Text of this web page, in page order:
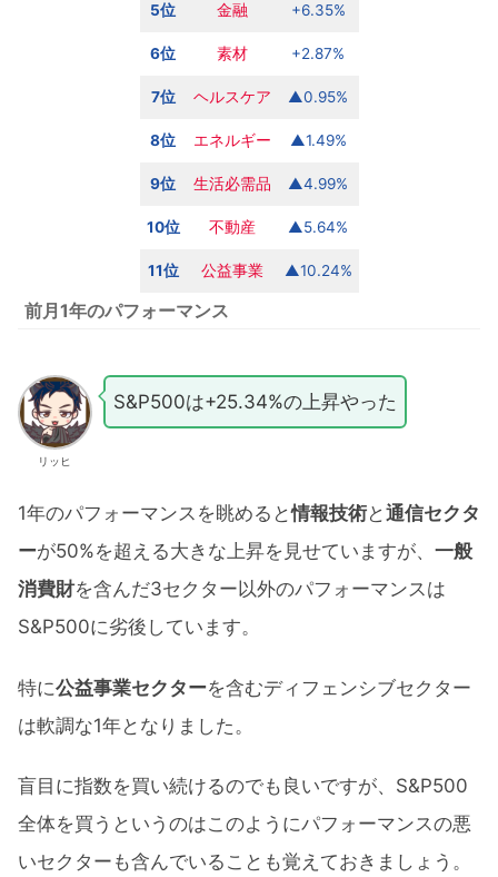
5位 金融 +6.35%
6位 素材 +2.87%
7位 ヘルスケア ▲0.95%
8位 エネルギー ▲1.49%
9位 生活必需品 ▲4.99%
10位 不動産 ▲5.64%
11位 公益事業 ▲10.24%
前月1年のパフォーマンス
リッヒ
S&P500は+25.34%の上昇やった
1年のパフォーマンスを眺めると情報技術と通信セクタ
ーが50%を超える大きな上昇を見せていますが、 一般
消費財を含んだ3セクター以外のパフォーマンスは
S&P500に劣後しています。
特に公益事業セクターを含むディフェンシブセクター
は軟調な1年となりました。
盲目に指数を買い続けるのでも良いですが、S&P500
全体を買うというのはこのようにパフォーマンスの悪
いセクターも含んでいることも覚えておきましょう。